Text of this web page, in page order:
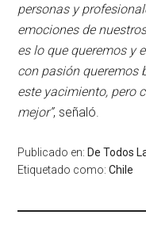
personas y
emociones de
es lo que queremos y
con pasión queremos
este yacimiento, pero
mejor”, señaló.
Publicado en: De Todos
Etiquetado como:Chile